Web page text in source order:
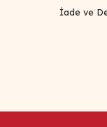
İade ve